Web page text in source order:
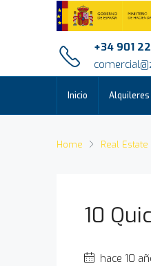
+34 901
Inicio Alquileres
Home Real Estate
10
hace 10